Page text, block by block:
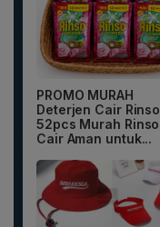
PROMO MURAH
Deterjen Cair Rinso
52pcs Murah Rinso
Cair Aman untuk...